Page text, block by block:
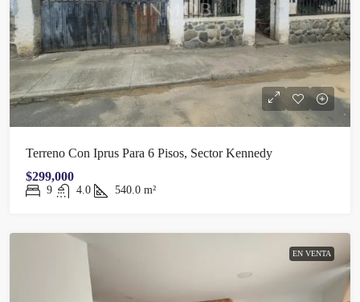
Terreno Con Iprus Para 6 Pisos, Sector Kennedy
$299,000
9 4.0 540.0 m²
EN VENTA